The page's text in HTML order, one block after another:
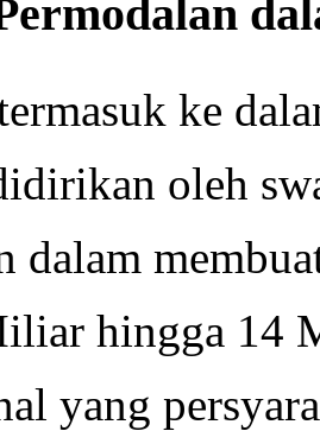
ke
oleh
dalam
hingga 14
yang